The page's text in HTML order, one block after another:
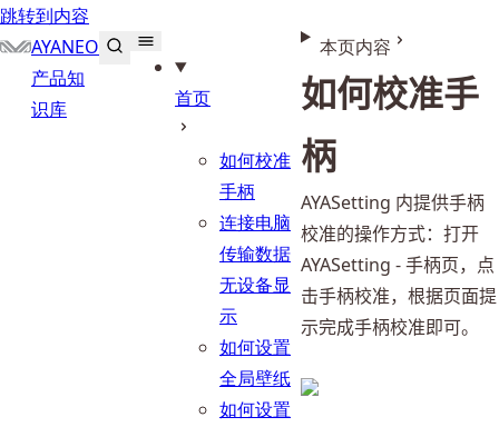
跳转到内容
AYANEO
产品知
识库
首页
如何校准
手柄
连接电脑
传输数据
无设备显
示
如何设置
全局壁纸
如何设置
本页内容
如何校准手
柄
AYASetting 内提供手柄
校准的操作方式：打开
AYASetting - 手柄页，点
击手柄校准，根据页面提
示完成手柄校准即可。